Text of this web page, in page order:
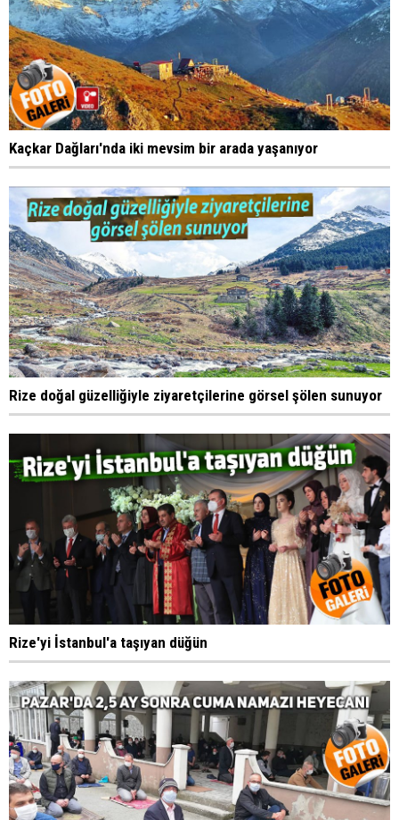
Kaçkar Dağları'nda iki mevsim bir arada yaşanıyor
Rize doğal güzelliğiyle ziyaretçilerine görsel şölen sunuyor
Rize'yi İstanbul'a taşıyan düğün